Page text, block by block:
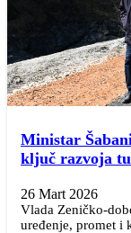
Ministar
ključ razvoja
26 Mart 2026
Vlada Zeničko-
uređenje, promet i